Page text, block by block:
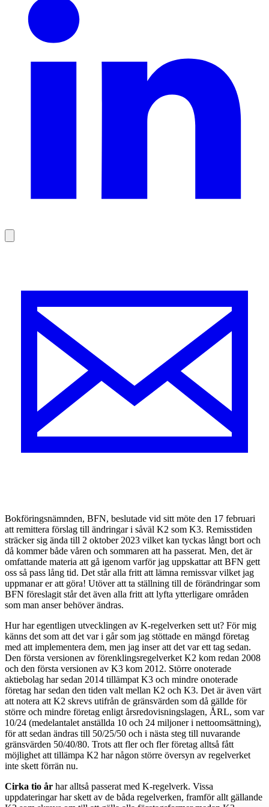
Bokföringsnämnden, BFN, beslutade vid sitt möte den 17 februari
att remittera förslag till ändringar i såväl K2 som K3. Remisstiden
sträcker sig ända till 2 oktober 2023 vilket kan tyckas långt bort och
då kommer både våren och sommaren att ha passerat. Men, det är
omfattande materia att gå igenom varför jag uppskattar att BFN gett
oss så pass lång tid. Det står alla fritt att lämna remissvar vilket jag
uppmanar er att göra! Utöver att ta ställning till de förändringar som
BFN föreslagit står det även alla fritt att lyfta ytterligare områden
som man anser behöver ändras.
Hur har egentligen utvecklingen av K-regelverken sett ut? För mig
känns det som att det var i går som jag stöttade en mängd företag
med att implementera dem, men jag inser att det var ett tag sedan.
Den första versionen av förenklingsregelverket K2 kom redan 2008
och den första versionen av K3 kom 2012. Större onoterade
aktiebolag har sedan 2014 tillämpat K3 och mindre onoterade
företag har sedan den tiden valt mellan K2 och K3. Det är även värt
att notera att K2 skrevs utifrån de gränsvärden som då gällde för
större och mindre företag enligt årsredovisningslagen, ÅRL, som var
10/24 (medelantalet anställda 10 och 24 miljoner i nettoomsättning),
för att sedan ändras till 50/25/50 och i nästa steg till nuvarande
gränsvärden 50/40/80. Trots att fler och fler företag alltså fått
möjlighet att tillämpa K2 har någon större översyn av regelverket
inte skett förrän nu.
Cirka tio år har alltså passerat med K-regelverk. Vissa
uppdateringar har skett av de båda regelverken, framför allt gällande